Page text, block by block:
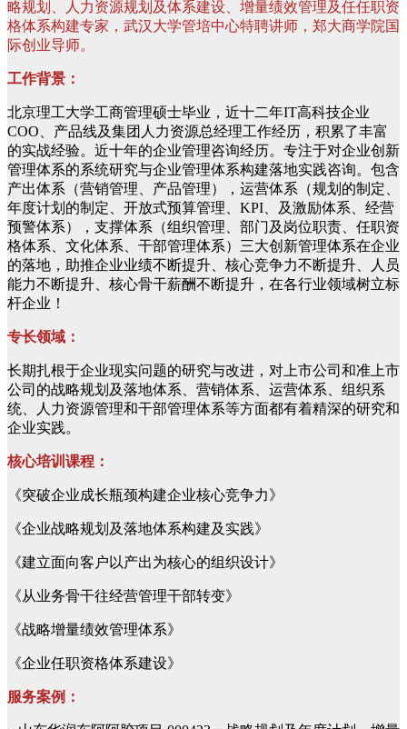
略规划、人力资源规划及体系建设、增量绩效管理及任任职资
格体系构建专家，武汉大学管培中心特聘讲师，郑大商学院国
际创业导师。
工作背景：
北京理工大学工商管理硕士毕业，近十二年IT高科技企业
COO、产品线及集团人力资源总经理工作经历，积累了丰富
的实战经验。近十年的企业管理咨询经历。专注于对企业创新
管理体系的系统研究与企业管理体系构建落地实践咨询。包含
产出体系（营销管理、产品管理），运营体系（规划的制定、
年度计划的制定、开放式预算管理、KPI、及激励体系、经营
预警体系），支撑体系（组织管理、部门及岗位职责、任职资
格体系、文化体系、干部管理体系）三大创新管理体系在企业
的落地，助推企业业绩不断提升、核心竞争力不断提升、人员
能力不断提升、核心骨干薪酬不断提升，在各行业领域树立标
杆企业！
专长领域：
长期扎根于企业现实问题的研究与改进，对上市公司和准上市
公司的战略规划及落地体系、营销体系、运营体系、组织系
统、人力资源管理和干部管理体系等方面都有着精深的研究和
企业实践。
核心培训课程：
《突破企业成长瓶颈构建企业核心竞争力》
《企业战略规划及落地体系构建及实践》
《建立面向客户以产出为核心的组织设计》
《从业务骨干往经营管理干部转变》
《战略增量绩效管理体系》
《企业任职资格体系建设》
服务案例：